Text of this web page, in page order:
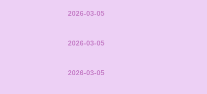
2026-03-05
2026-03-05
2026-03-05